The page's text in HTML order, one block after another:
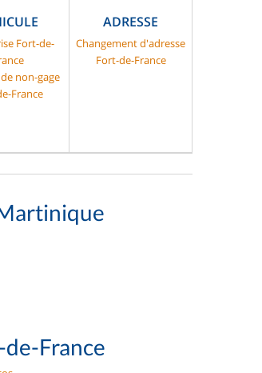
Fort-de-
non-gage
France
ADRESSE
Changement d'adresse
Fort-de-France
France